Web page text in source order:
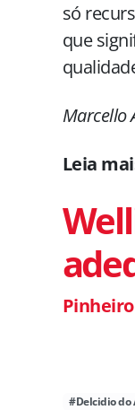
só
que
Marcello
Leia
#Delcidio do